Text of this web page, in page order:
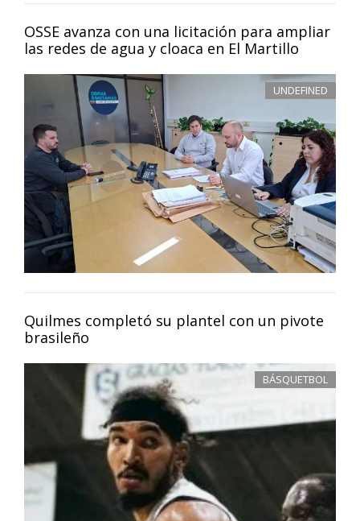
OSSE avanza con una licitación para ampliar
las redes de agua y cloaca en El Martillo
UNDEFINED
Quilmes completó su plantel con un pivote
brasileño
BÁSQUETBOL